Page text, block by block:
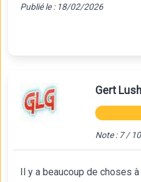
Publié le : 18/02/2026
Gert
Note : 7 / 10
Il y a beaucoup de choses